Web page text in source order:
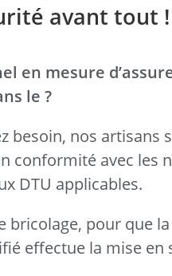
avant tout !
en mesure
le ?
besoin, nos artisans
conformité avec les
DTU applicables.
bricolage, pour que
effectue la mise en